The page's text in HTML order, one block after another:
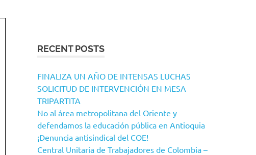
RECENT POSTS
FINALIZA UN AÑO DE INTENSAS LUCHAS
SOLICITUD DE INTERVENCIÓN EN MESA
TRIPARTITA
No al área metropolitana del Oriente y
defendamos la educación pública en Antioquia
¡Denuncia antisindical del COE!
Central Unitaria de Trabajadores de Colombia –